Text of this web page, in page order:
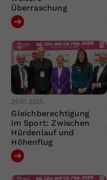
Überraschung
29.01.2025
Gleichberechtigung
im Sport: Zwischen
Hürdenlauf und
Höhenflug